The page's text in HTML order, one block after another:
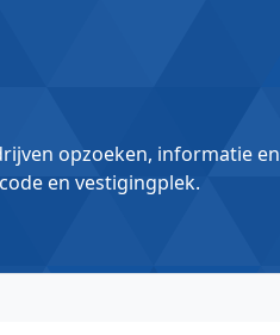
opzoeken, informatie en
en vestigingplek.